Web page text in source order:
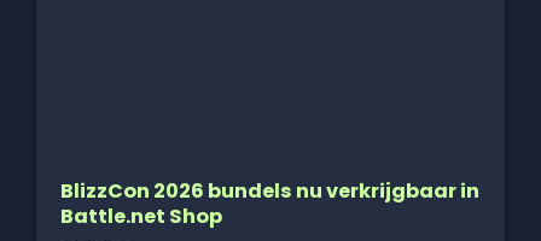
BlizzCon 2026 bundels nu verkrijgbaar in
Battle.net Shop